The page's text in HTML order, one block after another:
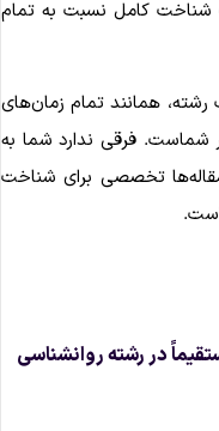
شناخت کامل نسبت به تمام
همانند تمام زمان‌های
شماست. فرقی ندارد شما به
مقاله‌ها تخصصی برای شناخت
در رشته روانشناسی